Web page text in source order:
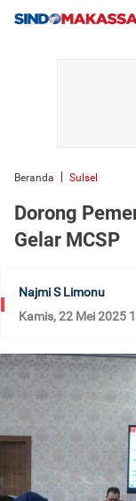
Beranda Sulsel
Dorong
Gelar MCSP
Najmi S Limonu
Kamis, 22 Mei 2025